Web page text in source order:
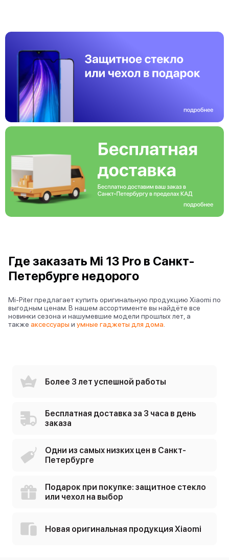
Где заказать Mi 13 Pro в Санкт-
Петербурге недорого
Mi-Piter предлагает купить оригинальную продукцию Xiaomi по
выгодным ценам. В нашем ассортименте вы найдёте все
новинки сезона и нашумевшие модели прошлых лет, а
также аксессуары и умные гаджеты для дома.
Более 3 лет успешной работы
Бесплатная доставка за 3 часа в день
заказа
Одни из самых низких цен в Санкт-
Петербурге
Подарок при покупке: защитное стекло
или чехол на выбор
Новая оригинальная продукция Xiaomi